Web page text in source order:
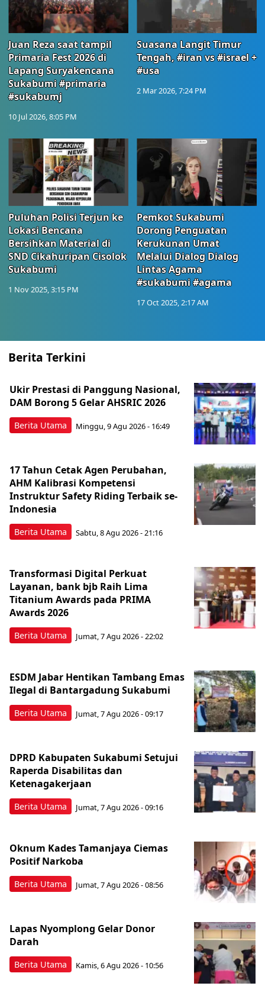
Juan Reza saat tampil
Primaria Fest 2026 di
Lapang Suryakencana
Sukabumi #primaria
#sukabumj
10 Jul 2026, 8:05 PM
Suasana Langit Timur
Tengah, #iran vs #israel +
#usa
2 Mar 2026, 7:24 PM
Puluhan Polisi Terjun ke
Lokasi Bencana
Bersihkan Material di
SND Cikahuripan Cisolok
Sukabumi
1 Nov 2025, 3:15 PM
Pemkot Sukabumi
Dorong Penguatan
Kerukunan Umat
Melalui Dialog Dialog
Lintas Agama
#sukabumi #agama
17 Oct 2025, 2:17 AM
Berita Terkini
Berita Utama
Ukir Prestasi di Panggung Nasional,
DAM Borong 5 Gelar AHSRIC 2026
Minggu, 9 Agu 2026 - 16:49
Berita Utama
17 Tahun Cetak Agen Perubahan,
AHM Kalibrasi Kompetensi
Instruktur Safety Riding Terbaik se-
Indonesia
Sabtu, 8 Agu 2026 - 21:16
Berita Utama
Transformasi Digital Perkuat
Layanan, bank bjb Raih Lima
Titanium Awards pada PRIMA
Awards 2026
Jumat, 7 Agu 2026 - 22:02
Berita Utama
ESDM Jabar Hentikan Tambang Emas
Ilegal di Bantargadung Sukabumi
Jumat, 7 Agu 2026 - 09:17
Berita Utama
DPRD Kabupaten Sukabumi Setujui
Raperda Disabilitas dan
Ketenagakerjaan
Jumat, 7 Agu 2026 - 09:16
Berita Utama
Oknum Kades Tamanjaya Ciemas
Positif Narkoba
Jumat, 7 Agu 2026 - 08:56
Berita Utama
Lapas Nyomplong Gelar Donor
Darah
Kamis, 6 Agu 2026 - 10:56